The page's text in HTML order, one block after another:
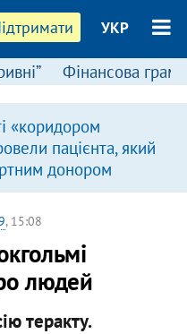
УКР
Фінансова
«коридором
пацієнта, який
донором
, 15:08
людей
теракту.